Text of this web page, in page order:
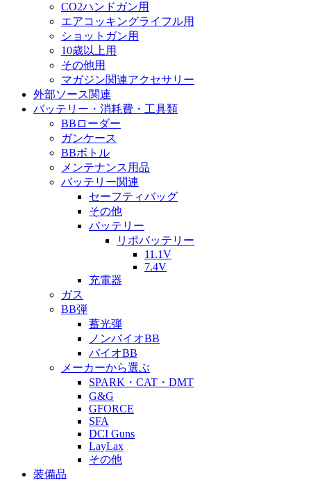
CO2ハンドガン用
エアコッキングライフル用
ショットガン用
10歳以上用
その他用
マガジン関連アクセサリー
外部ソース関連
バッテリー・消耗費・工具類
BBローダー
ガンケース
BBボトル
メンテナンス用品
バッテリー関連
セーフティバッグ
その他
バッテリー
リポバッテリー
11.1V
7.4V
充電器
ガス
BB弾
蓄光弾
ノンバイオBB
バイオBB
メーカーから選ぶ
SPARK・CAT・DMT
G&G
GFORCE
SFA
DCI Guns
LayLax
その他
装備品